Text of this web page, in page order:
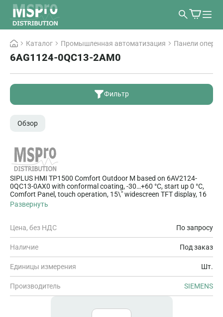
Каталог Промышленная автоматизация Панели
6AG1124-0QC13-2AM0
Фильтр
Обзор
SIPLUS HMI TP1500 Comfort Outdoor M based on 6AV2124-
0QC13-0AX0 with conformal coating, -30…+60 °C, start up 0 °C,
Comfort Panel, touch operation, 15\" widescreen TFT display, 16
million colors, PROFINET interfaces, MPI/PROFIBUS DP interface,
12 MB configuration memory, Windows CE 6.0, configurable as of
Развернуть
Цена, без НДС По запросу
Наличие Под заказ
Единицы измерения Шт.
Производитель SIEMENS